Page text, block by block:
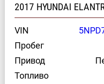
2017 HYUNDAI
VIN
Пробег
Привод
Топливо